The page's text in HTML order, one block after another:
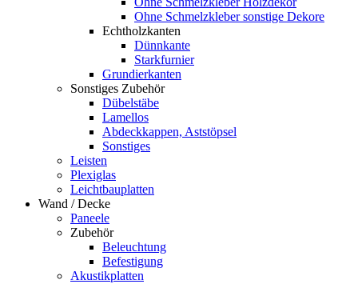
Ohne Schmelzkleber sonstige Dekore
Echtholzkanten
Dünnkante
Starkfurnier
Grundierkanten
Sonstiges Zubehör
Dübelstäbe
Lamellos
Abdeckkappen, Aststöpsel
Sonstiges
Leisten
Plexiglas
Leichtbauplatten
Wand / Decke
Paneele
Zubehör
Beleuchtung
Befestigung
Akustikplatten